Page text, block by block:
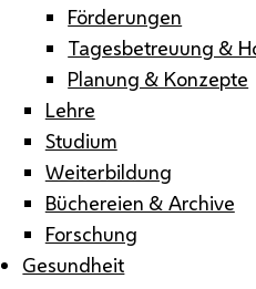
Förderungen
Tagesbetreuung &
Planung & Konzepte
Lehre
Studium
Weiterbildung
Büchereien & Archive
Forschung
Gesundheit